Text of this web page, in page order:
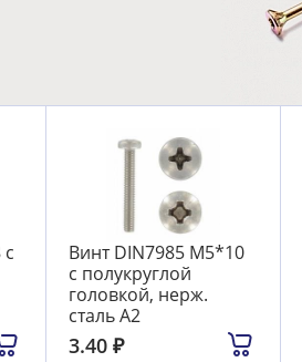
Винт DIN7985 М5*10
с полукруглой
головкой, нерж.
сталь А2
3.40₽